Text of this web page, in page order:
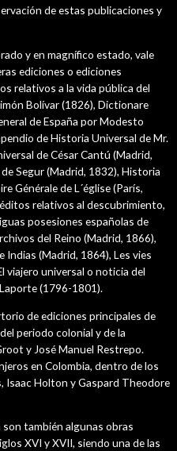
de estas publicaciones y
y en magnífico estado, vale
ediciones o ediciones
relativos a la vida pública del
Bolívar (1826), Dictionare
de España por Modesto
de Historia Universal de Mr.
de César Cantú (Madrid,
Segur (Madrid, 1832), Historia
Générale de L´église (París,
relativos al descubrimiento,
posesiones españolas de
del Reino (Madrid, 1866),
(Madrid, 1864), Les vies
viajero universal o noticia del
(1796-1801).
de ediciones principales de
periodo colonial y de la
y José Manuel Restrepo.
en Colombia, dentro de los
Isaac Holton y Gaspard Theodore
son también algunas obras
XVI y XVII, siendo una de las